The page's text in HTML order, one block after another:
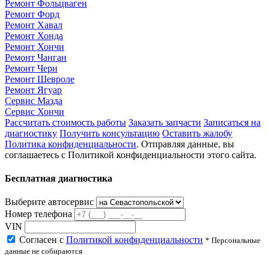
Ремонт Фольцваген
Ремонт Форд
Ремонт Хавал
Ремонт Хонда
Ремонт Хончи
Ремонт Чанган
Ремонт Чери
Ремонт Шевроле
Ремонт Ягуар
Сервис Мазда
Сервис Хончи
Рассчитать стоимость работы Заказать запчасти Записаться на
диагностику Получить консультацию Оставить жалобу
Политика конфиденциальности. Отправляя данные, вы
соглашаетесь с Политикой конфиденциальности этого сайта.
Бесплатная диагностика
Выберите автосервис
Номер телефона
VIN
Согласен с Политикой конфиденциальности * Персональные
данные не собираются